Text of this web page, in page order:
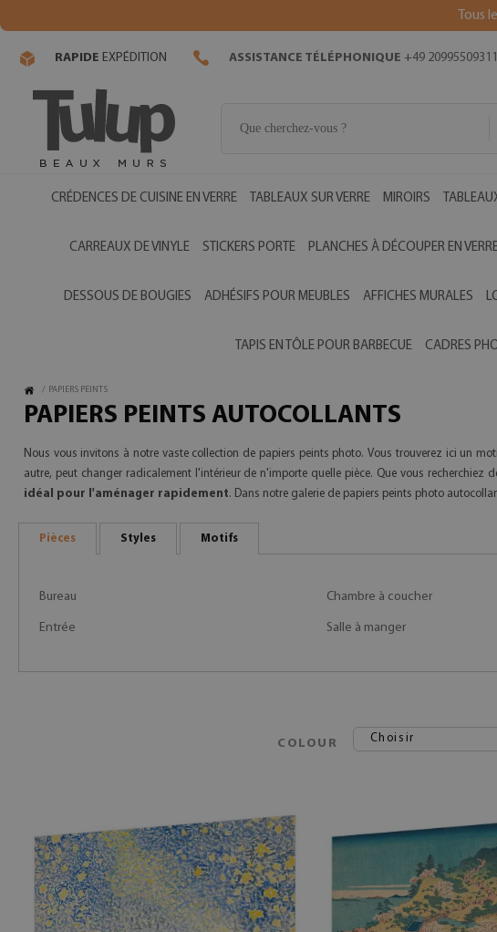
Tous
RAPIDE EXPÉDITION ASSISTANCE TÉLÉPHONIQUE +49 20995509311
CRÉDENCES DE CUISINE EN VERRE TABLEAUX SUR VERRE MIROIRS
CARREAUX DE VINYLE STICKERS PORTE PLANCHES À DÉCOUPER EN
DESSOUS DE BOUGIES ADHÉSIFS POUR MEUBLES AFFICHES MURALES
TAPIS EN TÔLE POUR BARBECUE CADRES
/ PAPIERS PEINTS
PAPIERS PEINTS AUTOCOLLANTS
Nous vous invitons à notre vaste collection de papiers peints photo. Vous trouverez ici un
autre, peut changer radicalement l'intérieur de n'importe quelle pièce. Que vous
idéal pour l'aménager rapidement. Dans notre galerie de papiers peints photo
Pièces Styles Motifs
Bureau Chambre à coucher
Entrée Salle à manger
COLOUR Choisir